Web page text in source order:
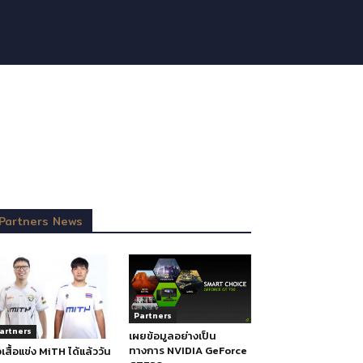
News
สื้อแข่ง MiTH ได้แล้ววัน
Partners
เผยข้อมูลอย่างเป็น
ทางการ NVIDIA GeForce